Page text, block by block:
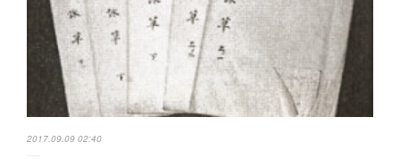
2017.09.09 02:40